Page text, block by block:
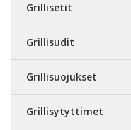
Grillisetit
Grillisudit
Grillisuojukset
Grillisytyttimet